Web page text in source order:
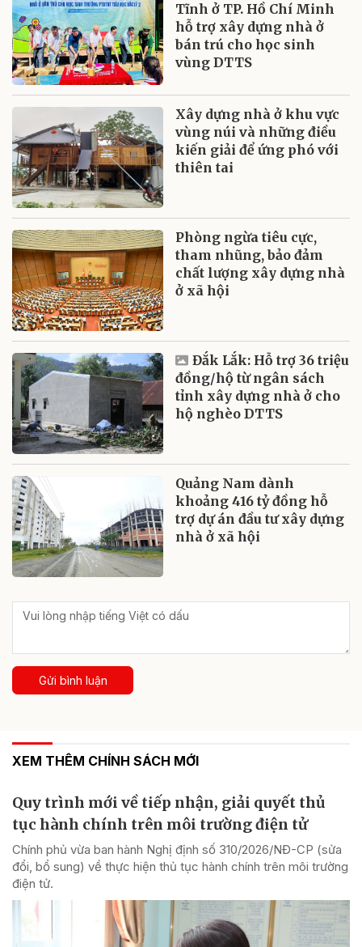
Tĩnh ở TP. Hồ Chí Minh
hỗ trợ xây dựng nhà ở
bán trú cho học sinh
vùng DTTS
Xây dựng nhà ở khu vực
vùng núi và những điều
kiến giải để ứng phó với
thiên tai
Phòng ngừa tiêu cực,
tham nhũng, bảo đảm
chất lượng xây dựng nhà
ở xã hội
Đắk Lắk: Hỗ trợ 36 triệu
đồng/hộ từ ngân sách
tỉnh xây dựng nhà ở cho
hộ nghèo DTTS
Quảng Nam dành
khoảng 416 tỷ đồng hỗ
trợ dự án đầu tư xây dựng
nhà ở xã hội
Gửi bình luận
XEM THÊM CHÍNH SÁCH MỚI
Quy trình mới về tiếp nhận, giải quyết thủ
tục hành chính trên môi trường điện tử
Chính phủ vừa ban hành Nghị định số 310/2026/NĐ-CP (sửa
đổi, bổ sung) về thực hiện thủ tục hành chính trên môi trường
điện tử.